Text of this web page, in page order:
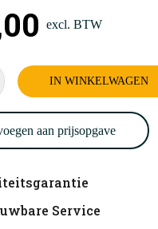
excl. BTW
IN WINKELWAGEN
aan prijsopgave
Service